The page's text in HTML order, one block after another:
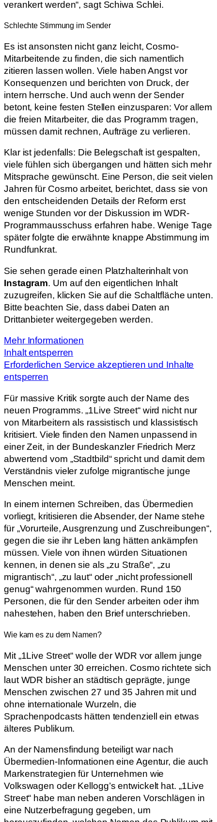
verankert werden“, sagt Schiwa Schlei.
Schlechte Stimmung im Sender
Es ist ansonsten nicht ganz leicht, Cosmo-
Mitarbeitende zu finden, die sich namentlich
zitieren lassen wollen. Viele haben Angst vor
Konsequenzen und berichten von Druck, der
intern herrsche. Und auch wenn der Sender
betont, keine festen Stellen einzusparen: Vor allem
die freien Mitarbeiter, die das Programm tragen,
müssen damit rechnen, Aufträge zu verlieren.
Klar ist jedenfalls: Die Belegschaft ist gespalten,
viele fühlen sich übergangen und hätten sich mehr
Mitsprache gewünscht. Eine Person, die seit vielen
Jahren für Cosmo arbeitet, berichtet, dass sie von
den entscheidenden Details der Reform erst
wenige Stunden vor der Diskussion im WDR-
Programmausschuss erfahren habe. Wenige Tage
später folgte die erwähnte knappe Abstimmung im
Rundfunkrat.
Sie sehen gerade einen Platzhalterinhalt von
Instagram. Um auf den eigentlichen Inhalt
zuzugreifen, klicken Sie auf die Schaltfläche unten.
Bitte beachten Sie, dass dabei Daten an
Drittanbieter weitergegeben werden.
Mehr Informationen
Inhalt entsperren
Erforderlichen Service akzeptieren und Inhalte
entsperren
Für massive Kritik sorgte auch der Name des
neuen Programms. „1Live Street“ wird nicht nur
von Mitarbeitern als rassistisch und klassistisch
kritisiert. Viele finden den Namen unpassend in
einer Zeit, in der Bundeskanzler Friedrich Merz
abwertend vom „Stadtbild“ spricht und damit dem
Verständnis vieler zufolge migrantische junge
Menschen meint.
In einem internen Schreiben, das Übermedien
vorliegt, kritisieren die Absender, der Name stehe
für „Vorurteile, Ausgrenzung und Zuschreibungen“,
gegen die sie ihr Leben lang hätten ankämpfen
müssen. Viele von ihnen würden Situationen
kennen, in denen sie als „zu Straße“, „zu
migrantisch“, „zu laut“ oder „nicht professionell
genug“ wahrgenommen wurden. Rund 150
Personen, die für den Sender arbeiten oder ihm
nahestehen, haben den Brief unterschrieben.
Wie kam es zu dem Namen?
Mit „1Live Street“ wolle der WDR vor allem junge
Menschen unter 30 erreichen. Cosmo richtete sich
laut WDR bisher an städtisch geprägte, junge
Menschen zwischen 27 und 35 Jahren mit und
ohne internationale Wurzeln, die
Sprachenpodcasts hätten tendenziell ein etwas
älteres Publikum.
An der Namensfindung beteiligt war nach
Übermedien-Informationen eine Agentur, die auch
Markenstrategien für Unternehmen wie
Volkswagen oder Kellogg’s entwickelt hat. „1Live
Street“ habe man neben anderen Vorschlägen in
eine Nutzerbefragung gegeben, um